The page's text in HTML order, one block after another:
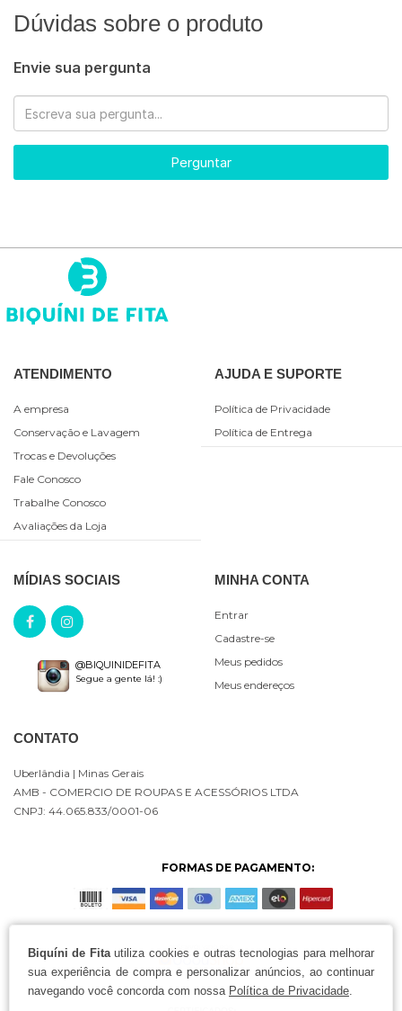
Biquíni de Fitautiliza cookies e outras tecnologias para melhorar
sua experiência de compra e personalizar anúncios, ao continuar
navegando você concorda com nossa Política de Privacidade.
Dúvidas sobre o produto
Envie sua pergunta
Perguntar
ATENDIMENTO
A empresa
Conservação e Lavagem
Trocas e Devoluções
Fale Conosco
Trabalhe Conosco
Avaliações da Loja
AJUDA E SUPORTE
Política de Privacidade
Política de Entrega
MÍDIAS SOCIAIS
@BIQUINIDEFITA
Segue a gente lá! :)
MINHA CONTA
Entrar
Cadastre-se
Meus pedidos
Meus endereços
CONTATO
Uberlândia | Minas Gerais
AMB - COMERCIO DE ROUPAS E ACESSÓRIOS LTDA
CNPJ: 44.065.833/0001-06
FORMAS DE PAGAMENTO: